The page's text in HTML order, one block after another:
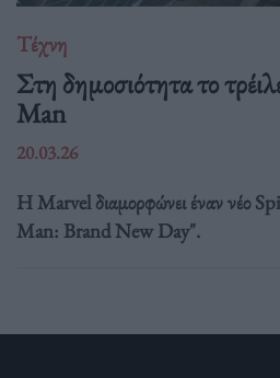
Τέχνη
Στη δημοσιότητα το
Man
20.03.26
Η Marvel διαμορφώνει έναν νέο
Man: Brand New Day".